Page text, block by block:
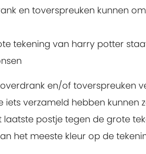
en toverspreuken kunnen
tekening van harry potter
en/of toverspreuken
iets verzameld hebben
postje tegen de grote
het meeste kleur op de